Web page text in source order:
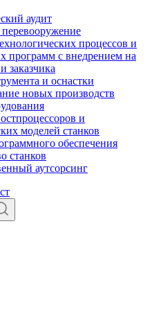
аудит
перевооружение
процессов и
программ с внедрением на
заказчика
и оснастки
новых производств
и
моделей станков
обеспечения
станков
аутсорсинг